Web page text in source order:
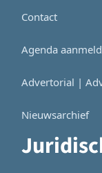
Contact
Agenda
Advertorial |
Nieuwsarchief